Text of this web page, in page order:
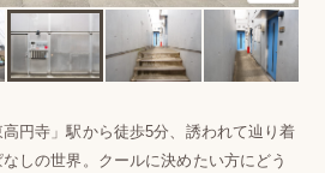
円寺」駅から徒歩5分、誘われて辿り着
しの世界。クールに決めたい方にどう